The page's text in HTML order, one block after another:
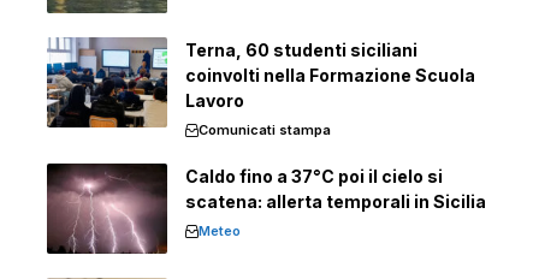
Terna, 60 studenti siciliani
coinvolti nella Formazione Scuola
Lavoro
Comunicati stampa
Caldo fino a 37°C poi il cielo si
scatena: allerta temporali in Sicilia
Meteo